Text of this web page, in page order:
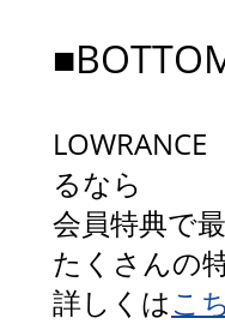
るなら
会員特典で
たくさんの
詳しくはこ